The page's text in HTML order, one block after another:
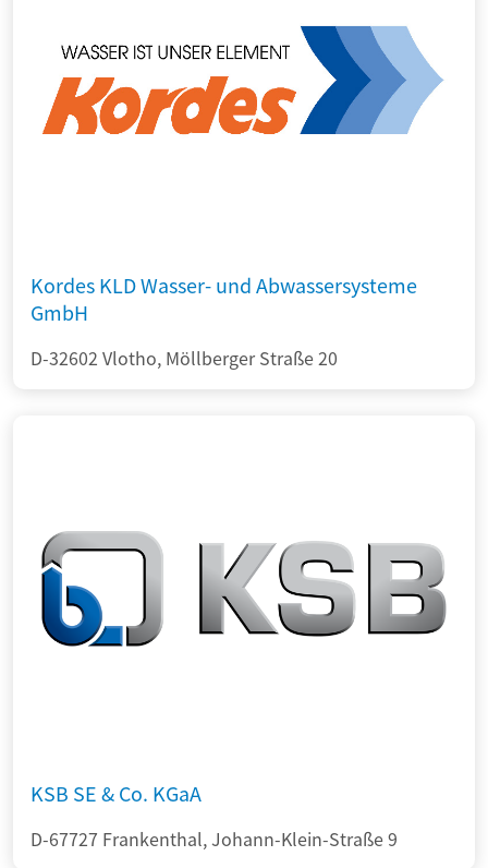
Kordes KLD Wasser- und Abwassersysteme
GmbH
D-32602 Vlotho, Möllberger Straße 20
KSB SE & Co. KGaA
D-67727 Frankenthal, Johann-Klein-Straße 9